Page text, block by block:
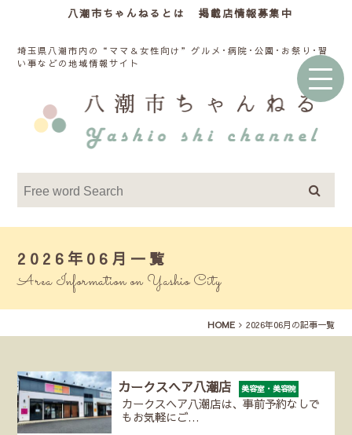
八潮市ちゃんねるとは 掲載店情報募集中
埼玉県八潮市内の“ママ＆女性向け”グルメ･病院･公園･お祭り･習
い事などの地域情報サイト
2026年06月一覧
Area Information on Yashio City
HOME 2026年06月の記事一覧
カークスヘア八潮店 美容室・美容院
カークスヘア八潮店は、事前予約なしで
もお気軽にご…